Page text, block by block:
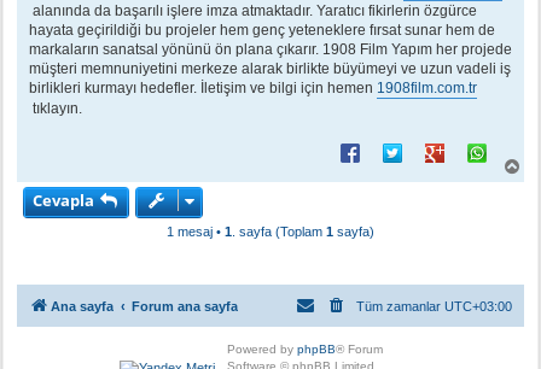
alanında da başarılı işlere imza atmaktadır. Yaratıcı fikirlerin özgürce
hayata geçirildiği bu projeler hem genç yeteneklere fırsat sunar hem de
markaların sanatsal yönünü ön plana çıkarır. 1908 Film Yapım her projede
müşteri memnuniyetini merkeze alarak birlikte büyümeyi ve uzun vadeli iş
birlikleri kurmayı hedefler. İletişim ve bilgi için hemen 1908film.com.tr
tıklayın.
a
Cevapla
1 mesaj • 1 . sayfa (Toplam 1 sayfa)
Ana sayfa Forum ana sayfa Tüm zamanlar UTC+03:00
Powered by phpBB® Forum
Software © phpBB Limited